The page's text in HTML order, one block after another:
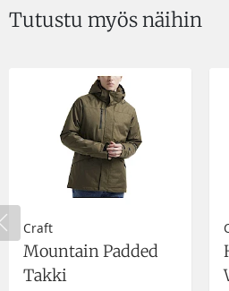
Tutustu myös näihin
Craft
Mountain Padded
Takki